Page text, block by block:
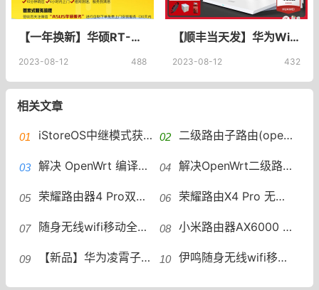
【一年换新】华硕RT-AX82U V2升级版 AP功能 中央电竞路由器 RGB灯效 家用千兆 网易uu加速 双频无线 5400M_ASUS华硕旗舰店
2023-08-12 488
【顺丰当天发】华为WiFi6无线路由器 AX3Pro高配版 家用千兆高速全屋覆盖大户型 全千兆端口wifi穿墙王AX3000_华为典海专卖店
2023-08-12 432
相关文章
iStoreOS中继模式获取IPv6地址后，但是IPv6 ping不通外网 二级路由子路由(openwrt)开启ipv6中继(ipv4和ipv6共存)
解决 OpenWrt 编译过程中 toolchain/binutils 构建失败的问题 解决OpenWrt二级路由提示“局域网上没有公共前缀”的问题
荣耀路由器4 Pro双频AX3000 wifi6券全千兆家用大户型高速无线路由穿墙王5G上网保护_荣耀官方旗舰店 荣耀路由X4 Pro 无线WiFi双千兆端口家用路由器智能加速儿童上网保护_荣耀官方旗舰店
随身无线wifi移动全国通用4g高速流量上网卡笔记本电脑路由器三网通智能免插卡网络热点便携式无限上网宝宽带_蒙旭数码旗舰店 小米路由器AX6000 WiFi6路由器家用千兆高速5G双频千兆端口学生宿舍稳定大户型全屋覆盖wifi_小米官方旗舰店
【新品】华为凌霄子母路由器Q6E家用路由器上网全屋wifi_华为官方旗舰店 伊鸣随身无线wifi移动wilf便携式热点wi-fi网络免插卡上网宝带数据线三网通车载宽带流量卡托智能路由器wilf_伊鸣旗舰店